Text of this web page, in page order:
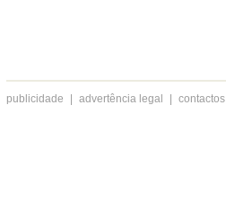
publicidade advertência legal contactos